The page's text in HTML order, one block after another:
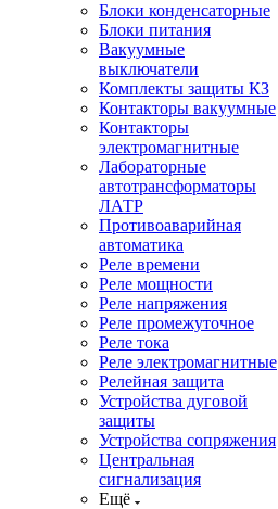
Блоки конденсаторные
Блоки питания
Вакуумные
выключатели
Комплекты защиты КЗ
Контакторы вакуумные
Контакторы
электромагнитные
Лабораторные
автотрансформаторы
ЛАТР
Противоаварийная
автоматика
Реле времени
Реле мощности
Реле напряжения
Реле промежуточное
Реле тока
Реле электромагнитные
Релейная защита
Устройства дуговой
защиты
Устройства сопряжения
Центральная
сигнализация
Ещё